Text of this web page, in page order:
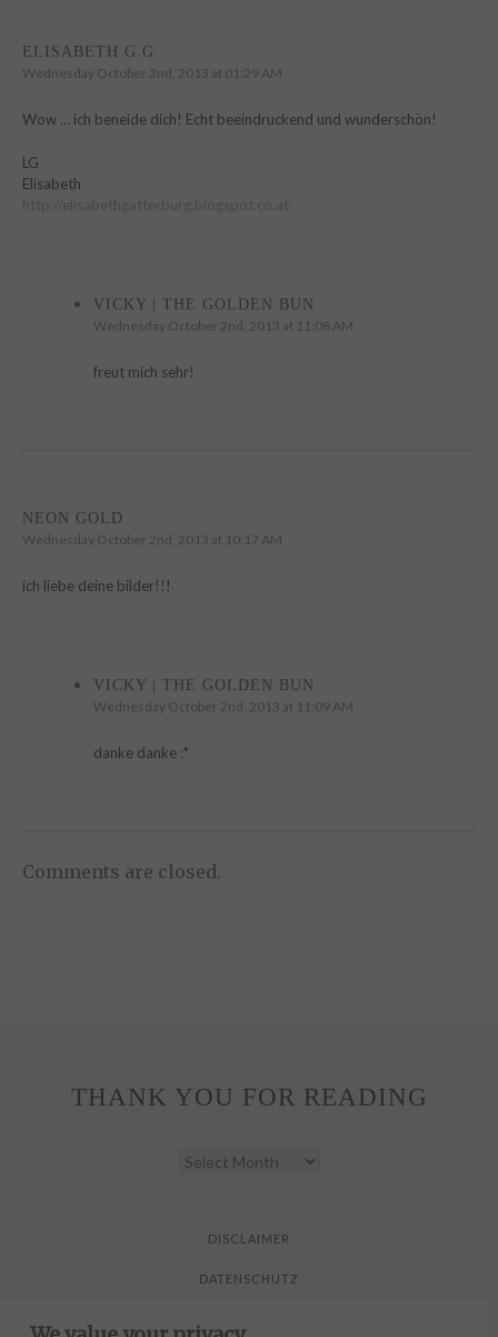
ELISABETH G.G.
Wednesday October 2nd, 2013 at 01:29 AM
Wow … ich beneide dich! Echt beeindruckend und wunderschön!
LG
Elisabeth
VICKY | THE GOLDEN BUN
Wednesday October 2nd, 2013 at 11:08 AM
freut mich sehr!
NEON GOLD
Wednesday October 2nd, 2013 at 10:17 AM
ich liebe deine bilder!!!
VICKY | THE GOLDEN BUN
Wednesday October 2nd, 2013 at 11:09 AM
danke danke :*
Comments are closed.
THANK YOU FOR READING
YOU
DISCLAIMER
DATENSCHUTZ